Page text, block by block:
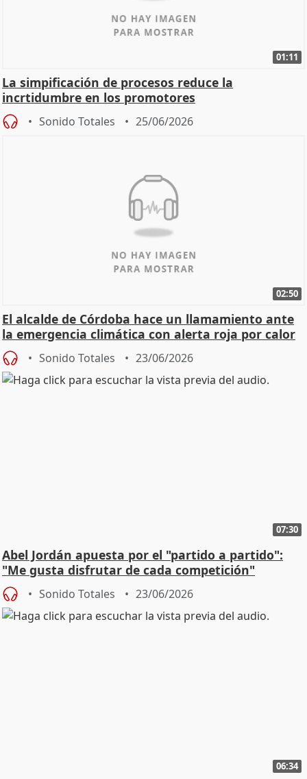
01:11
La simpificación de procesos reduce la
incrtidumbre en los promotores
Sonido Totales 25/06/2026
02:50
El alcalde de Córdoba hace un llamamiento ante
la emergencia climática con alerta roja por calor
Sonido Totales 23/06/2026
07:30
Abel Jordán apuesta por el "partido a partido":
"Me gusta disfrutar de cada competición"
Sonido Totales 23/06/2026
06:34